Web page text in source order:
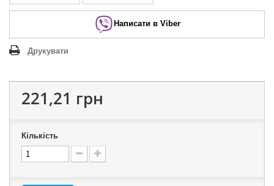
Написати в Viber
Друкувати
221,21 грн
Кількість